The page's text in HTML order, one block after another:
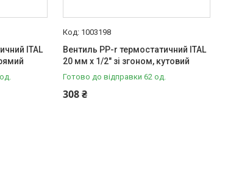
ITAL
1003198
Вентиль PP-r термостатичний ITAL
20 мм х 1/2" зі згоном, кутовий
Готово до відправки 62 од.
308 ₴